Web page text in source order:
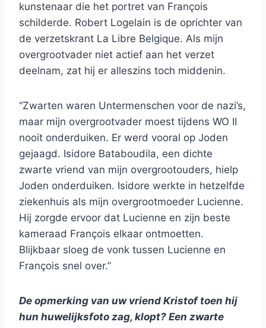
kunstenaar die het portret van François
schilderde. Robert Logelain is de oprichter van
de verzetskrant La Libre Belgique. Als mijn
overgrootvader niet actief aan het verzet
deelnam, zat hij er alleszins toch middenin.
“Zwarten waren Untermenschen voor de nazi’s,
maar mijn overgrootvader moest tijdens WO II
nooit onderduiken. Er werd vooral op Joden
gejaagd. Isidore Bataboudila, een dichte
zwarte vriend van mijn overgrootouders, hielp
Joden onderduiken. Isidore werkte in hetzelfde
ziekenhuis als mijn overgrootmoeder Lucienne.
Hij zorgde ervoor dat Lucienne en zijn beste
kameraad François elkaar ontmoetten.
Blijkbaar sloeg de vonk tussen Lucienne en
François snel over.”
De opmerking van uw vriend Kristof toen hij
hun huwelijksfoto zag, klopt? Een zwarte